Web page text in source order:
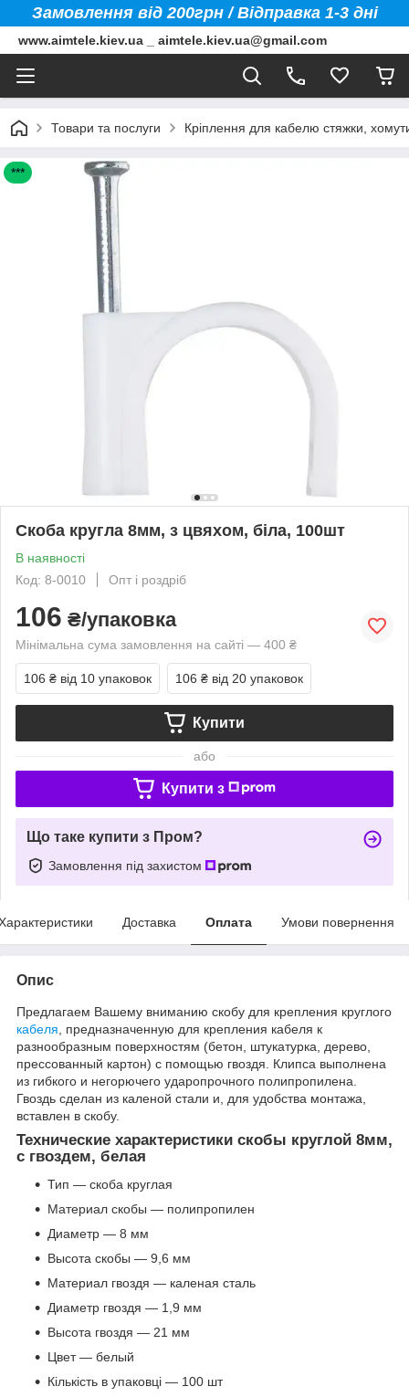
Замовлення від 200грн / Відправка 1-3 дні
www.aimtele.kiev.ua _ aimtele.kiev.ua@gmail.com
Товари та послуги Кріплення для кабелю стяжки,
***
Скоба кругла 8мм, з цвяхом, біла, 100шт
В наявності
Код: 8-0010
Опт і роздріб
106 ₴/упаковка
Мінімальна сума замовлення на сайті — 400 ₴
106 ₴ від 10 упаковок 106 ₴ від 20 упаковок
Купити
або
Купити з
Що таке купити з Пром?
Замовлення під захистом
Доставка Оплата Умови повернення
Опис
Предлагаем Вашему вниманию скобу для крепления круглого
кабеля , предназначенную для крепления кабеля к
разнообразным поверхностям (бетон, штукатурка, дерево,
прессованный картон) с помощью гвоздя. Клипса выполнена
из гибкого и негорючего ударопрочного полипропилена.
Гвоздь сделан из каленой стали и, для удобства монтажа,
вставлен в скобу.
Технические характеристики скобы круглой 8мм,
с гвоздем, белая
Тип — скоба круглая
Материал скобы — полипропилен
Диаметр — 8 мм
Высота скобы — 9,6 мм
Материал гвоздя — каленая сталь
Диаметр гвоздя — 1,9 мм
Высота гвоздя — 21 мм
Цвет — белый
Кількість в упаковці — 100 шт